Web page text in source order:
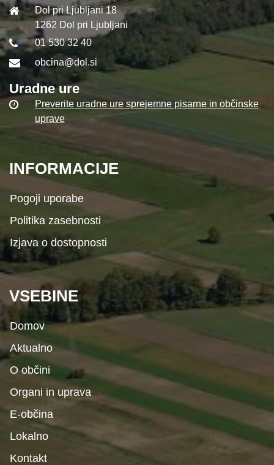
Dol pri Ljubljani 18
1262 Dol pri Ljubljani
01 530 32 40
obcina@dol.si
Uradne ure
Preverite uradne ure sprejemne pisarne in občinske
uprave
INFORMACIJE
Pogoji uporabe
Politika zasebnosti
Izjava o dostopnosti
VSEBINE
Domov
Aktualno
O občini
Organi in uprava
E-občina
Lokalno
Kontakt